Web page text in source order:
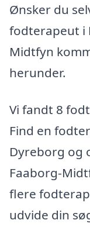
Ønsker du
fodterapeut i
Midtfyn
herunder.
Vi fandt 8
Find en
Dyreborg og
Faaborg-
flere
udvide din